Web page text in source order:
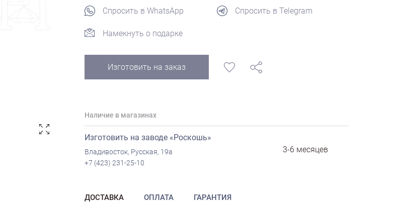
Спросить в WhatsApp Спросить в Telegram
Намекнуть о подарке
Изготовить на заказ
Наличие в магазинах
Изготовить на заводе «Роскошь»
Владивосток, Русская, 19а
+7 (423) 231-25-10
3-6 месяцев
ДОСТАВКА ОПЛАТА ГАРАНТИЯ